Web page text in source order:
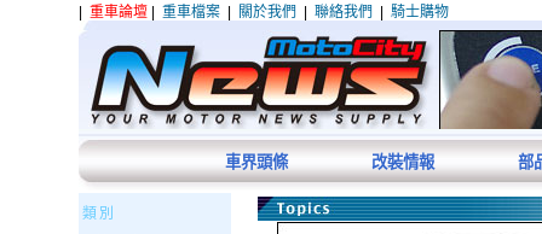
重車論壇 重車檔案 關於我們 聯絡我們 騎士購物
車界頭條 改裝情報 部
類別